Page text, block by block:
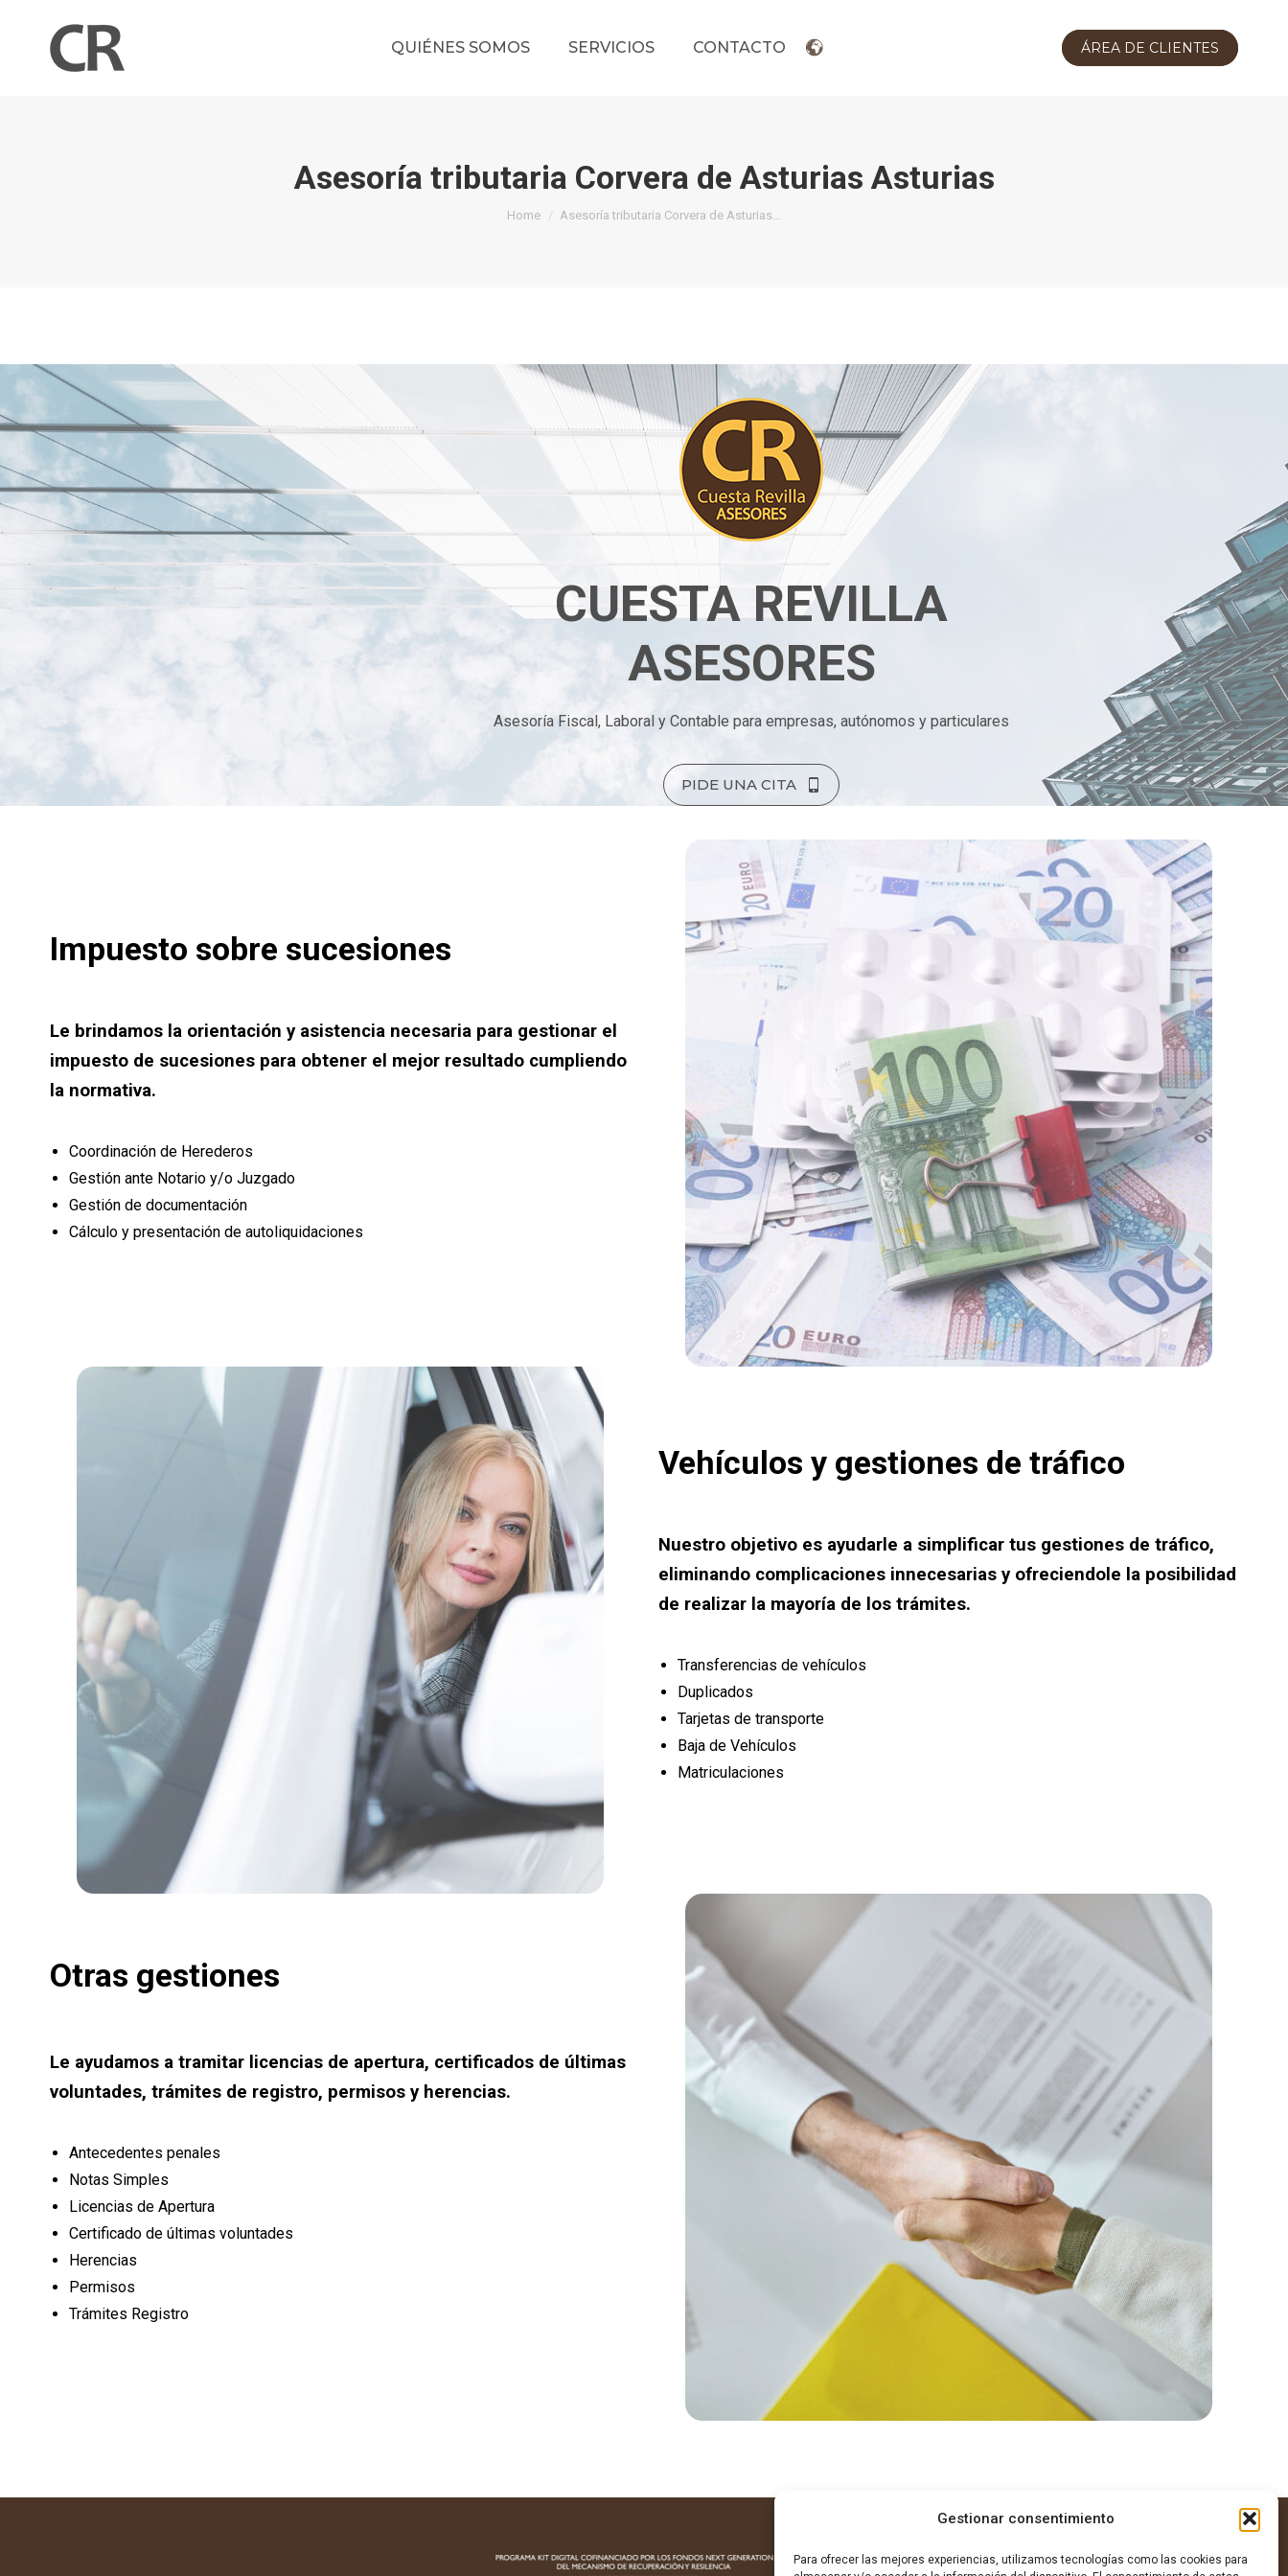
Gestionar consentimiento
Para ofrecer las mejores experiencias, utilizamos tecnologías como las cookies para
QUIÉNES SOMOS SERVICIOS CONTACTO ÁREA DE CLIENTES
Asesoría tributaria Corvera de Asturias Asturias
You are here:
Home Asesoría tributaria Corvera de Asturias…
CUESTA REVILLA
ASESORES
Asesoría Fiscal, Laboral y Contable para empresas, autónomos y particulares
PIDE UNA CITA
Impuesto sobre sucesiones
Le brindamos la orientación y asistencia necesaria para gestionar el
impuesto de sucesiones para obtener el mejor resultado cumpliendo
la normativa.
Coordinación de Herederos
Gestión ante Notario y/o Juzgado
Gestión de documentación
Cálculo y presentación de autoliquidaciones
Vehículos y gestiones de tráfico
Nuestro objetivo es ayudarle a simplificar tus gestiones de tráfico,
eliminando complicaciones innecesarias y ofreciendole la posibilidad
de realizar la mayoría de los trámites.
Transferencias de vehículos
Duplicados
Tarjetas de transporte
Baja de Vehículos
Matriculaciones
Otras gestiones
Le ayudamos a tramitar licencias de apertura, certificados de últimas
voluntades, trámites de registro, permisos y herencias.
Antecedentes penales
Notas Simples
Licencias de Apertura
Certificado de últimas voluntades
Herencias
Permisos
Trámites Registro